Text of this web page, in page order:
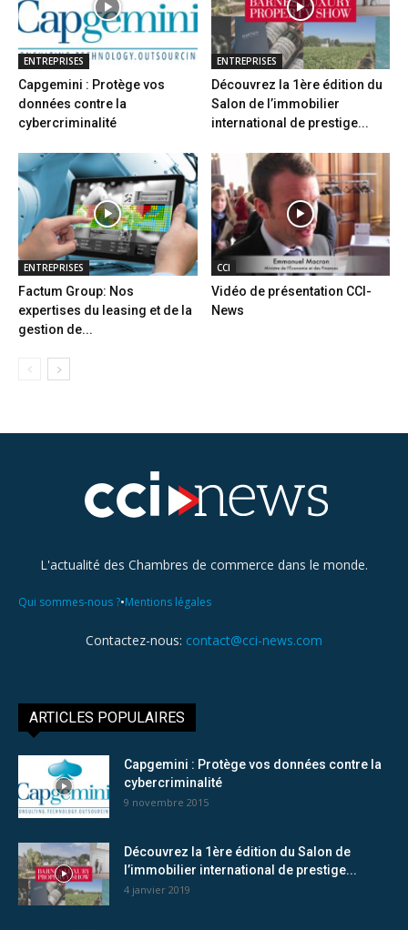
ENTREPRISES
Capgemini : Protège vos
données contre la
cybercriminalité
ENTREPRISES
Découvrez la 1ère édition du
Salon de l’immobilier
international de prestige...
ENTREPRISES
Factum Group: Nos
expertises du leasing et de la
gestion de...
CCI
Vidéo de présentation CCI-
News
L'actualité des Chambres de commerce dans le monde.
Qui sommes-nous ?•Mentions légales
Contactez-nous: contact@cci-news.com
ARTICLES POPULAIRES
Capgemini : Protège vos données contre la
cybercriminalité
9 novembre 2015
Découvrez la 1ère édition du Salon de
l’immobilier international de prestige...
4 janvier 2019